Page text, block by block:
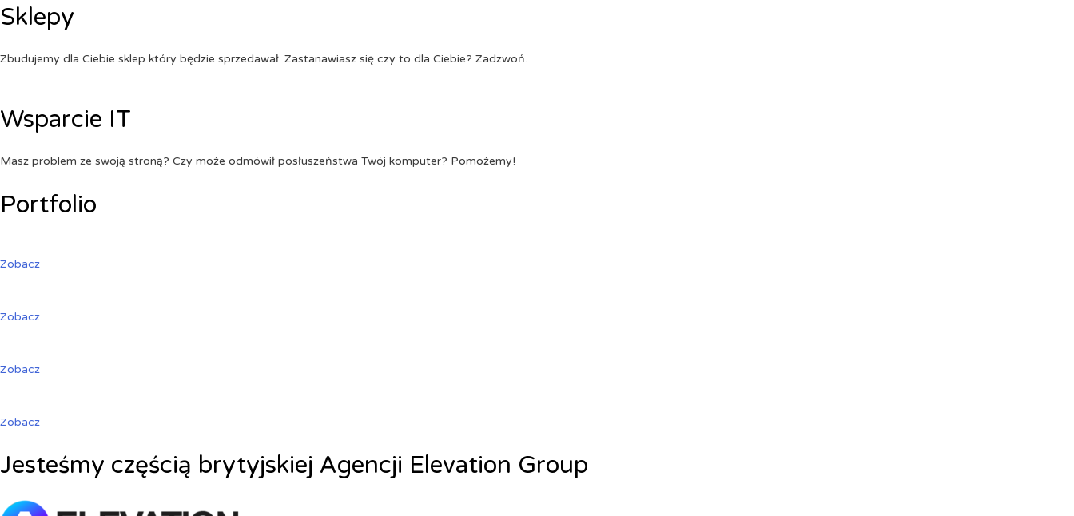
Sklepy
Zbudujemy dla Ciebie sklep który będzie sprzedawał. Zastanawiasz się czy to dla Ciebie? Zadzwoń.
Wsparcie IT
Masz problem ze swoją stroną? Czy może odmówił posłuszeństwa Twój komputer? Pomożemy!
Portfolio
Zobacz
Zobacz
Zobacz
Zobacz
Jesteśmy częścią brytyjskiej Agencji Elevation Group